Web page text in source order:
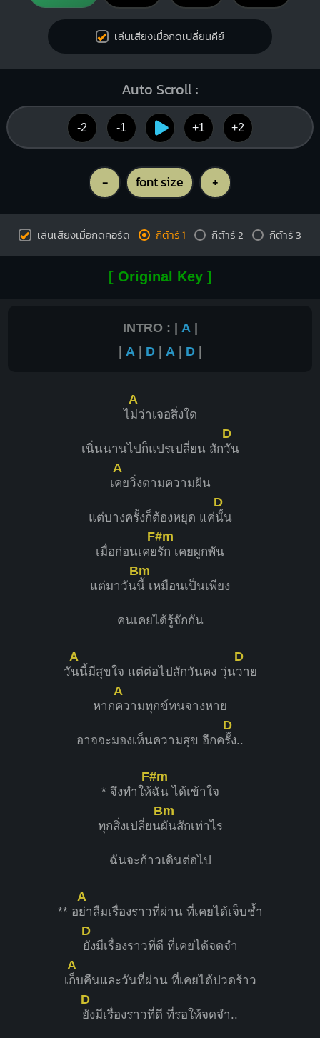
เล่นเสียงเมื่อกดเปลี่ยนคีย์
Auto Scroll :
-2 -1 +1 +2
- font size +
เล่นเสียงเมื่อกดคอร์ด กีต้าร์ 1 กีต้าร์ 2 กีต้าร์ 3
[ Original Key ]
INTRO : | A |
| A | D| A | D|
ไ
A
ม่ว่าเจอสิ่งใด
เนิ่นนานไปก็แปรเปลี่ยน สัก
D
วัน
เ
A
คยวิ่งตามความฝัน
แต่บางครั้งก็ต้องหยุด แค่
D
นั้น
เมื่อก่อนเคย
F#m
รัก เคยผูกพัน
แต่มาวัน
Bm
นี้ เหมือนเป็นเพียง
คนเคยได้รู้จักกัน
วั
A
นนี้มีสุขใจ แต่ต่อไปสักวันคง วุ่น
D
วาย
หาก
A
ความทุกข์ทนจางหาย
อาจจะมองเห็นความสุข อีกค
D
รั้ง..
* จึงทำให้
F#m
ฉัน ได้เข้าใจ
ทุกสิ่งเปลี่ยน
Bm
ผันสักเท่าไร
ฉันจะก้าวเดินต่อไป
** อ
A
ย่าลืมเรื่องราวที่ผ่าน ที่เคยได้เจ็บช้ำ
D
ยังมีเรื่องราวที่ดี ที่เคยได้จดจำ
เ
A
ก็บคืนและวันที่ผ่าน ที่เคยได้ปวดร้าว
D
ยังมีเรื่องราวที่ดี ที่รอให้จดจำ..